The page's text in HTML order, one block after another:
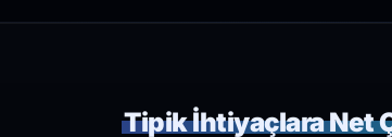
Tipik İhtiyaçlara Net